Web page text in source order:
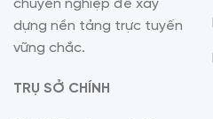
chuyên nghiệp để xây
dựng nền tảng trực tuyến
vững chắc.
TRỤ SỞ CHÍNH